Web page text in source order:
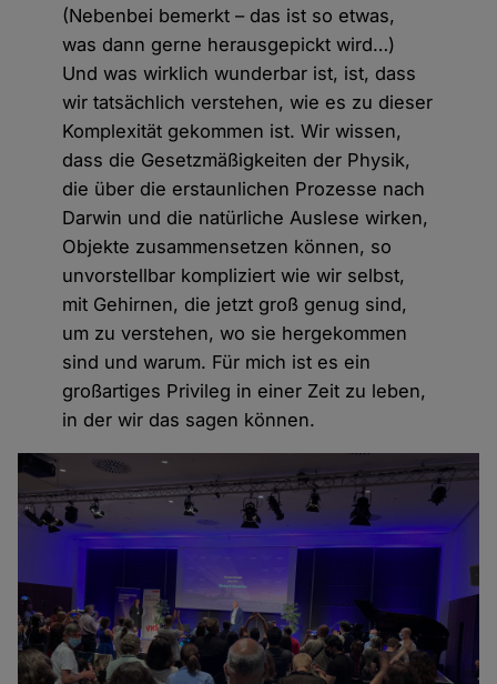
(Nebenbei bemerkt – das ist so etwas,
was dann gerne herausgepickt wird…)
Und was wirklich wunderbar ist, ist, dass
wir tatsächlich verstehen, wie es zu dieser
Komplexität gekommen ist. Wir wissen,
dass die Gesetzmäßigkeiten der Physik,
die über die erstaunlichen Prozesse nach
Darwin und die natürliche Auslese wirken,
Objekte zusammensetzen können, so
unvorstellbar kompliziert wie wir selbst,
mit Gehirnen, die jetzt groß genug sind,
um zu verstehen, wo sie hergekommen
sind und warum. Für mich ist es ein
großartiges Privileg in einer Zeit zu leben,
in der wir das sagen können.